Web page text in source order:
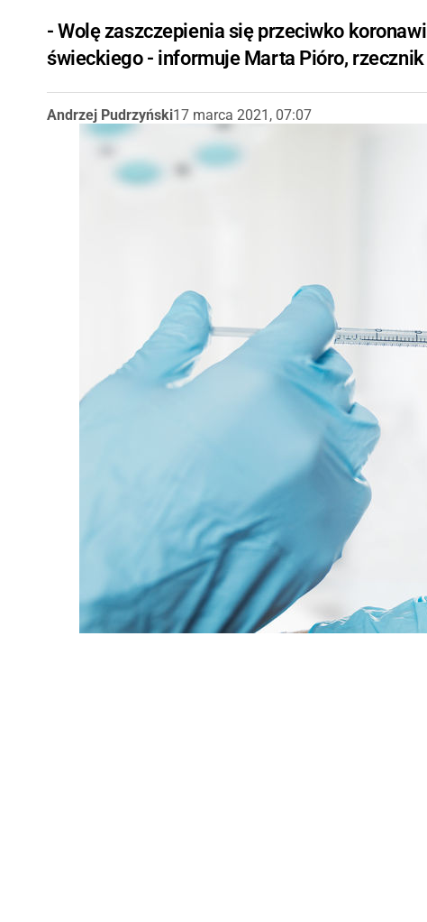
- Wolę zaszczepienia się przeciwko
świeckiego - informuje Marta Pióro,
Andrzej Pudrzyński17 marca 2021, 07:07